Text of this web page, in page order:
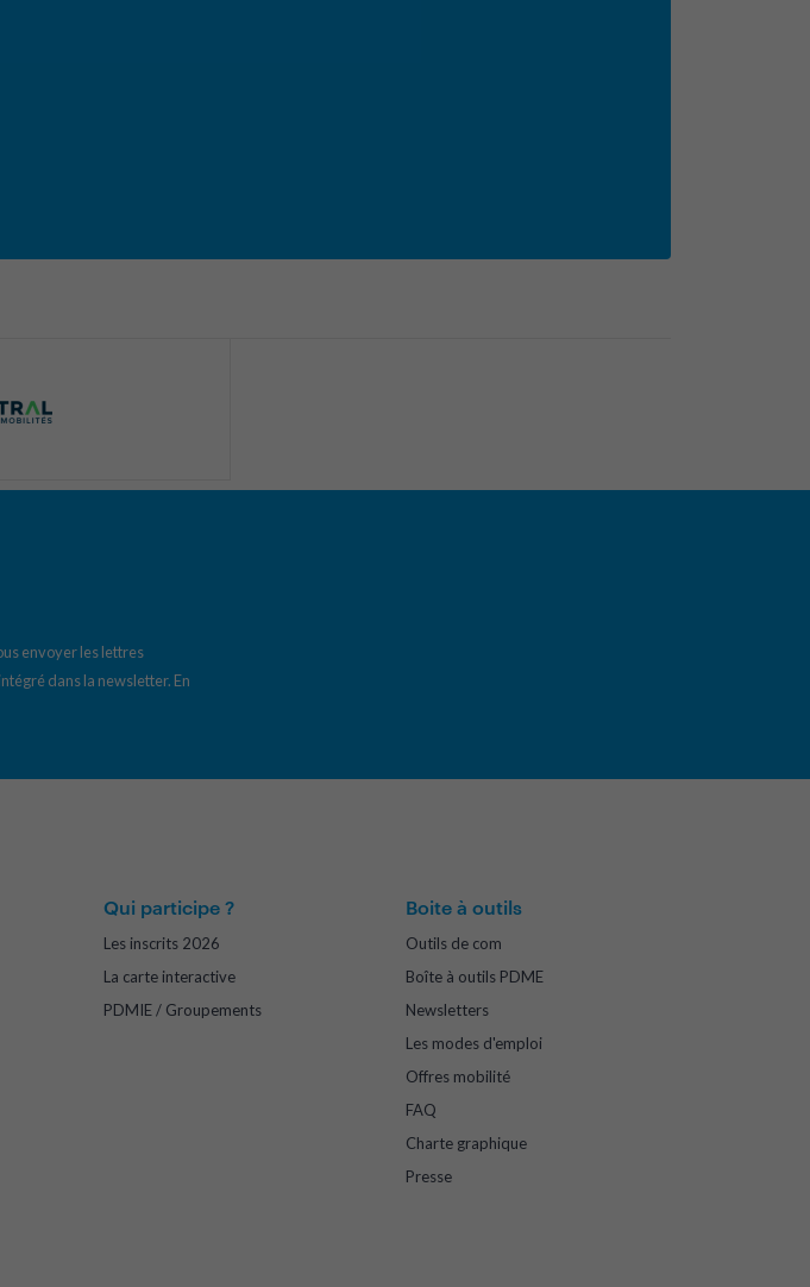
envoyer les lettres
dans la newsletter. En
Qui participe ?
Les inscrits 2026
La carte interactive
PDMIE / Groupements
Boite à outils
Outils de com
Boîte à outils PDME
Newsletters
Les modes d'emploi
Offres mobilité
FAQ
Charte graphique
Presse